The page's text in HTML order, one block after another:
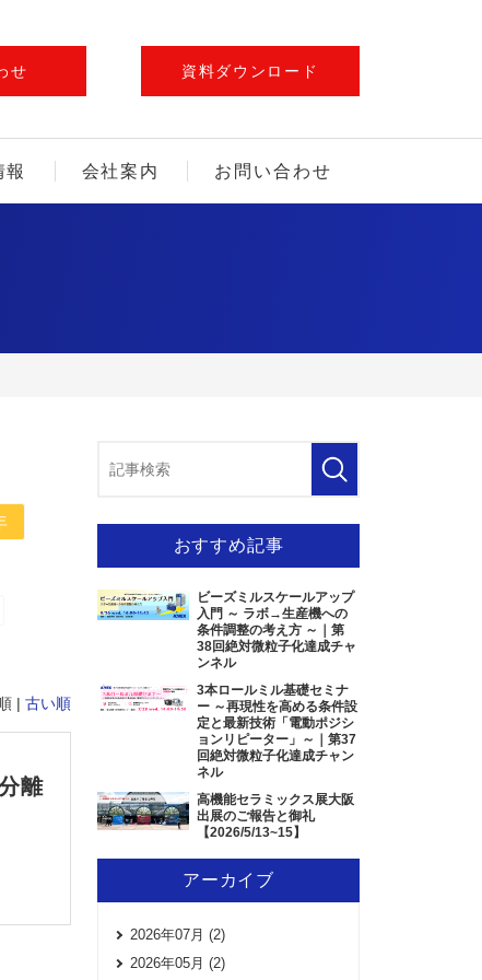
せ 資料ダウンロード
報 会社案内 お問い合わせ
| 古い順
離
おすすめ記事
ビーズミルスケールアップ
入門 ～ ラボ→生産機への
条件調整の考え方 ～｜第
38回絶対微粒子化達成チャ
ンネル
3本ロールミル基礎セミナ
ー ～再現性を高める条件設
定と最新技術「電動ポジシ
ョンリピーター」～｜第37
回絶対微粒子化達成チャン
ネル
高機能セラミックス展大阪
出展のご報告と御礼
【2026/5/13~15】
アーカイブ
2026年07月 (2)
2026年05月 (2)